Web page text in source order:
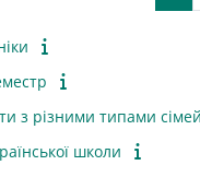
з різними типами сімей
школи